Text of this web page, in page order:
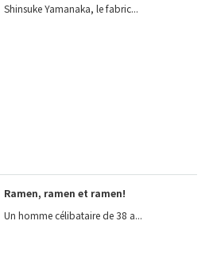
Shinsuke Yamanaka, le fabric...
Ramen, ramen et ramen!
Un homme célibataire de 38 a...